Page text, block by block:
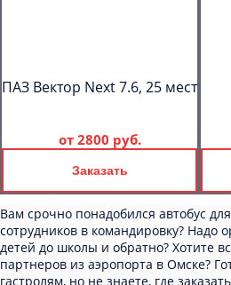
ПАЗ Вектор Next 7.6, 25 мест
от 2800 руб.
Заказать
Вам срочно понадобился автобус
сотрудников в командировку? Надо
детей до школы и обратно? Хотите
партнеров из аэропорта в Омске?
гастролям, но не знаете, где